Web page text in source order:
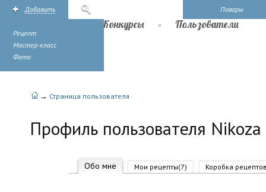
Повары
Добавить
Рецепт
Мастер-класс
Фото
Конкурсы Пользователи
→ Страница пользователя
Профиль пользователя Nikoza
Обо мне Мои рецепты(7) Коробка